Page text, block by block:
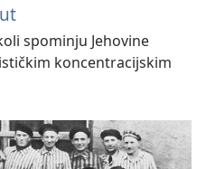
spominju Jehovine
koncentracijskim